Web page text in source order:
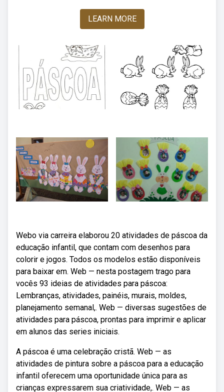
LEARN MORE
Webo via carreira elaborou 20 atividades de páscoa da
educação infantil, que contam com desenhos para
colorir e jogos. Todos os modelos estão disponíveis
para baixar em. Web — nesta postagem trago para
vocês 93 ideias de atividades para páscoa:
Lembranças, atividades, painéis, murais, moldes,
planejamento semanal,. Web — diversas sugestões de
atividades para páscoa, prontas para imprimir e aplicar
em alunos das series iniciais.
A páscoa é uma celebração cristã. Web — as
atividades de pintura sobre a páscoa para a educação
infantil oferecem uma oportunidade única para as
crianças expressarem sua criatividade,. Web — as